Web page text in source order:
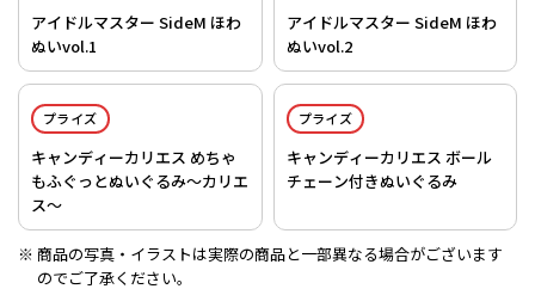
アイドルマスター SideM ほわ
ぬいvol.1
アイドルマスター SideM ほわ
ぬいvol.2
プライズ
キャンディーカリエス めちゃ
もふぐっとぬいぐるみ～カリエ
ス～
プライズ
キャンディーカリエス ボール
チェーン付きぬいぐるみ
商品の写真・イラストは実際の商品と一部異なる場合がございます
のでご了承ください。